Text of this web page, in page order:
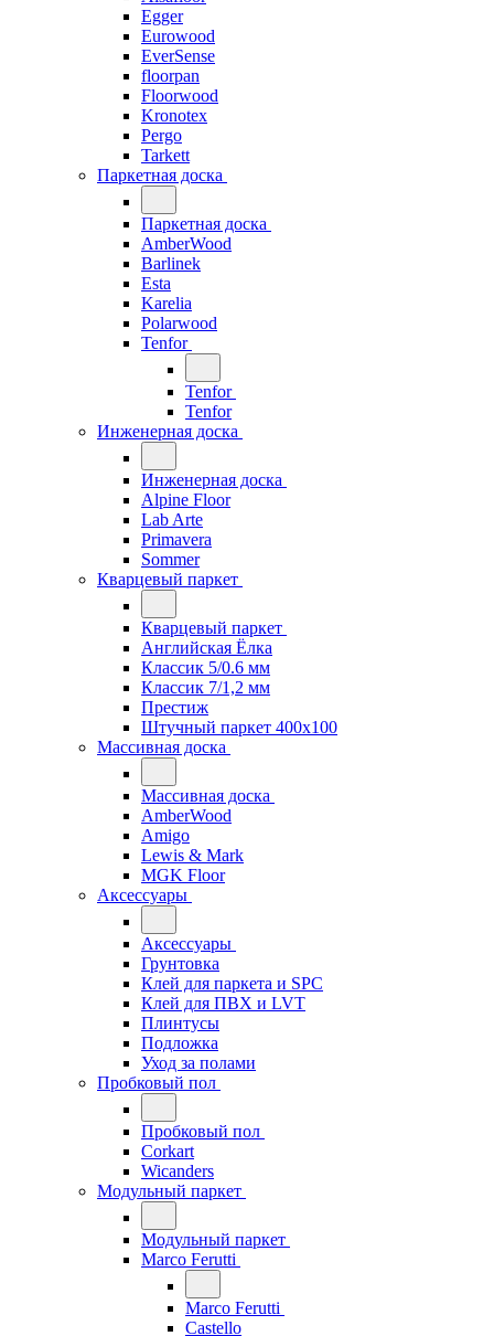
Egger
Eurowood
EverSense
floorpan
Floorwood
Kronotex
Pergo
Tarkett
Паркетная доска
Паркетная доска
AmberWood
Barlinek
Esta
Karelia
Polarwood
Tenfor
Tenfor
Tenfor
Инженерная доска
Инженерная доска
Alpine Floor
Lab Arte
Primavera
Sommer
Кварцевый паркет
Кварцевый паркет
Английская Ёлка
Классик 5/0.6 мм
Классик 7/1,2 мм
Престиж
Штучный паркет 400x100
Массивная доска
Массивная доска
AmberWood
Amigo
Lewis & Mark
MGK Floor
Аксессуары
Аксессуары
Грунтовка
Клей для паркета и SPC
Клей для ПВХ и LVT
Плинтусы
Подложка
Уход за полами
Пробковый пол
Пробковый пол
Corkart
Wicanders
Модульный паркет
Модульный паркет
Marco Ferutti
Marco Ferutti
Castello